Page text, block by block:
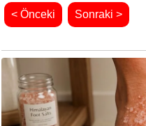
< Önceki Sonraki >